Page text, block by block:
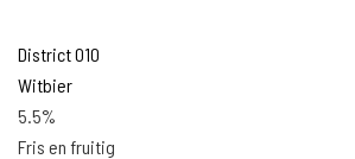
District 010
Witbier
5.5%
Fris en fruitig